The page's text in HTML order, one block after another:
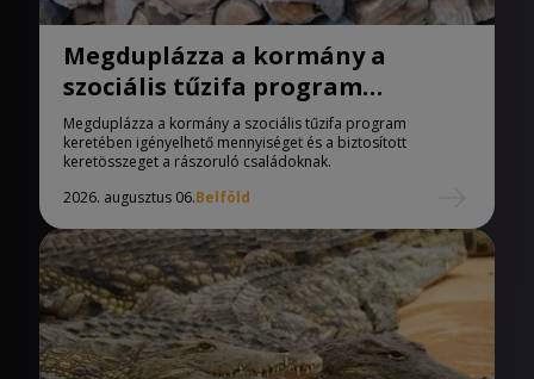
Megduplázza a kormány a
szociális tűzifa program
keretében igényelhető
mennyiséget
Megduplázza a kormány a szociális tűzifa program
keretében igényelhető mennyiséget és a biztosított
keretösszeget a rászoruló családoknak.
2026. augusztus 06.Belföld